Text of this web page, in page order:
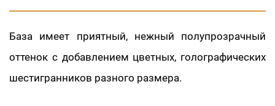
База имеет приятный, нежный полупрозрачный
оттенок с добавлением цветных, голографических
шестигранников разного размера.